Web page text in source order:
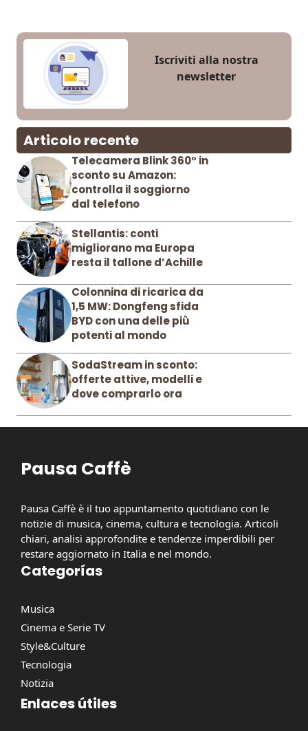
Iscriviti alla nostra
newsletter
Articolo recente
Telecamera Blink 360° in
sconto su Amazon:
controlla il soggiorno
dal telefono
Stellantis: conti
migliorano ma Europa
resta il tallone d’Achille
Colonnina di ricarica da
1,5 MW: Dongfeng sfida
BYD con una delle più
potenti al mondo
SodaStream in sconto:
offerte attive, modelli e
dove comprarlo ora
Pausa Caffè
Pausa Caffè è il tuo appuntamento quotidiano con le
notizie di musica, cinema, cultura e tecnologia. Articoli
chiari, analisi approfondite e tendenze imperdibili per
restare aggiornato in Italia e nel mondo.
Categorías
Musica
Cinema e Serie TV
Style&Culture
Tecnologia
Notizia
Enlaces útiles